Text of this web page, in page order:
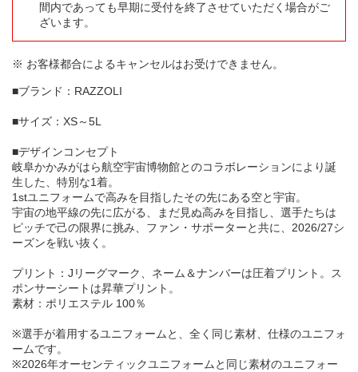
間内であっても早期に受付を終了させていただく場合がご
ざいます。
※ お客様都合によるキャンセルはお受けできません。
■ブランド：RAZZOLI
■サイズ：XS～5L
■デザインコンセプト
岐阜かかみがはら航空宇宙博物館とのコラボレーションにより誕
生した、特別な1着。
1stユニフォームで高みを目指したその先にある空と宇宙。
宇宙の地平線の先に広がる、まだ見ぬ高みを目指し、選手たちは
ピッチで己の限界に挑み、ファン・サポーターと共に、2026/27シ
ーズンを戦い抜く。
プリント：Jリーグマーク、ネーム＆ナンバーは圧着プリント。ス
ポンサーシートは昇華プリント。
素材：ポリエステル 100％
※選手が着用するユニフォームと、全く同じ素材、仕様のユニフォ
ームです。
※2026年オーセンティックユニフォームと同じ素材のユニフォー